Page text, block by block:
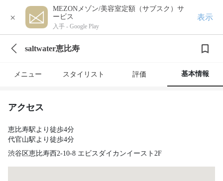
×
MEZONメゾン/美容室定額（サブスク）サ
ービス
入手 - Google Play
表示
saltwater恵比寿
メニュー スタイリスト 評価 基本情報
アクセス
恵比寿駅より徒歩4分
代官山駅より徒歩4分
渋谷区恵比寿西2-10-8 エビスダイカンイースト2F